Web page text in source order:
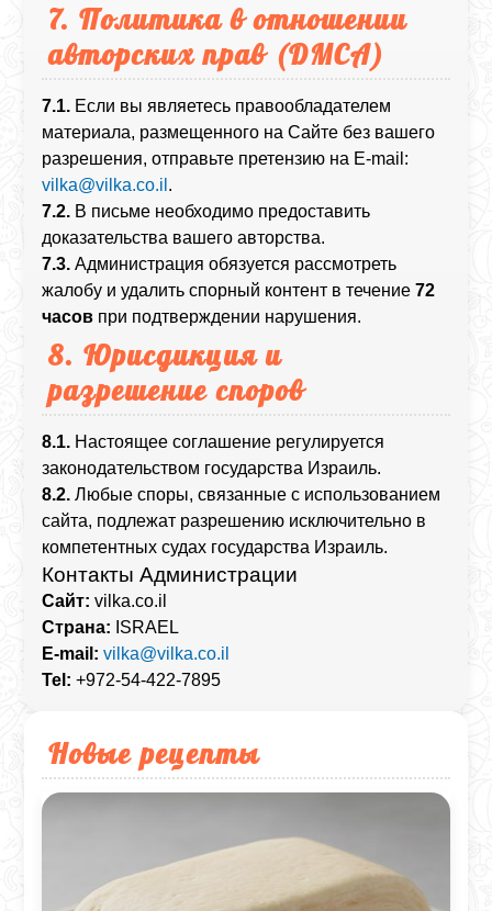
7. Политика в отношении
авторских прав (DMCA)
7.1. Если вы являетесь правообладателем
материала, размещенного на Сайте без вашего
разрешения, отправьте претензию на E-mail:
vilka@vilka.co.il .
7.2. В письме необходимо предоставить
доказательства вашего авторства.
7.3. Администрация обязуется рассмотреть
жалобу и удалить спорный контент в течение72
часов при подтверждении нарушения.
8. Юрисдикция и
разрешение споров
8.1. Настоящее соглашение регулируется
законодательством государства Израиль.
8.2. Любые споры, связанные с использованием
сайта, подлежат разрешению исключительно в
компетентных судах государства Израиль.
Контакты Администрации
Сайт: vilka.co.il
Страна: ISRAEL
E-mail: vilka@vilka.co.il
Tel: +972-54-422-7895
Новые рецепты